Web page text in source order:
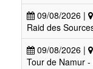
09/08/2026 |
Raid des
09/08/2026 |
Tour de Namur